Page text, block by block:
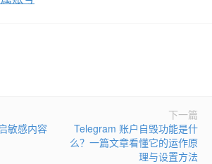
敏感内容
下一篇
Telegram 账户自毁功能是什
么？一篇文章看懂它的运作原
理与设置方法